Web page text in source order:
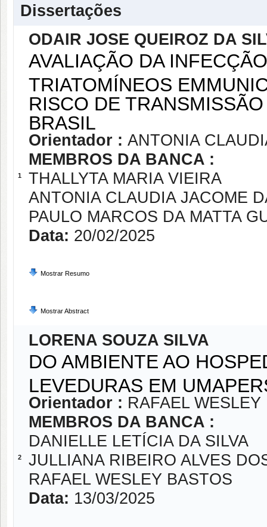
Dissertações
1
ODAIR JOSE QUEIROZ DA
AVALIAÇÃO DA
TRIATOMÍNEOS
RISCO DE
BRASIL
Orientador : ANTONIA
MEMBROS DA BANCA :
THALLYTA MARIA VIEIRA
ANTONIA CLAUDIA JACOME
PAULO MARCOS DA MATTA
Data: 20/02/2025
Mostrar Resumo
Mostrar Abstract
2
LORENA SOUZA SILVA
DO AMBIENTE AO
LEVEDURAS EM
Orientador : RAFAEL WESLEY
MEMBROS DA BANCA :
DANIELLE LETÍCIA DA SILVA
JULLIANA RIBEIRO ALVES
RAFAEL WESLEY BASTOS
Data: 13/03/2025